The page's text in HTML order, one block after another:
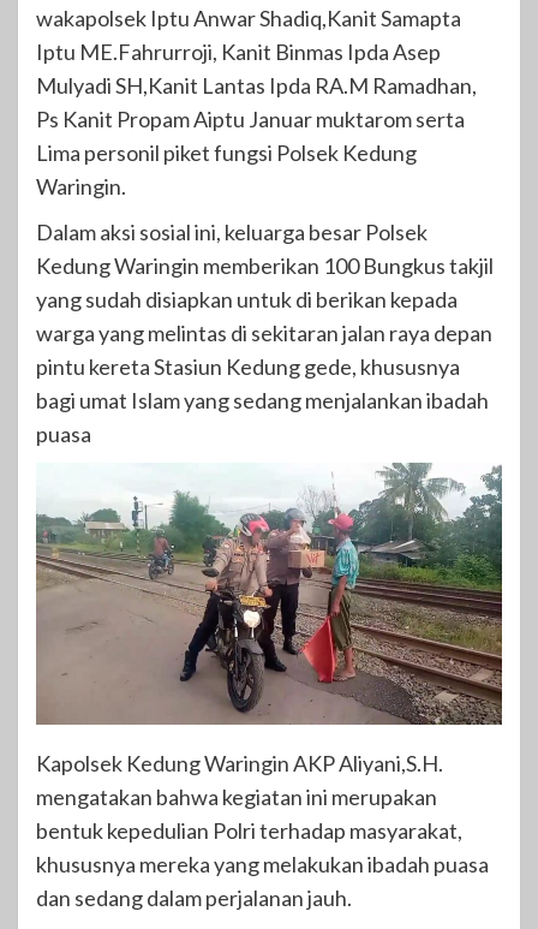
wakapolsek Iptu Anwar Shadiq,Kanit Samapta
Iptu ME.Fahrurroji, Kanit Binmas Ipda Asep
Mulyadi SH,Kanit Lantas Ipda RA.M Ramadhan,
Ps Kanit Propam Aiptu Januar muktarom serta
Lima personil piket fungsi Polsek Kedung
Waringin.
Dalam aksi sosial ini, keluarga besar Polsek
Kedung Waringin memberikan 100 Bungkus takjil
yang sudah disiapkan untuk di berikan kepada
warga yang melintas di sekitaran jalan raya depan
pintu kereta Stasiun Kedung gede, khususnya
bagi umat Islam yang sedang menjalankan ibadah
puasa
Kapolsek Kedung Waringin AKP Aliyani,S.H.
mengatakan bahwa kegiatan ini merupakan
bentuk kepedulian Polri terhadap masyarakat,
khususnya mereka yang melakukan ibadah puasa
dan sedang dalam perjalanan jauh.